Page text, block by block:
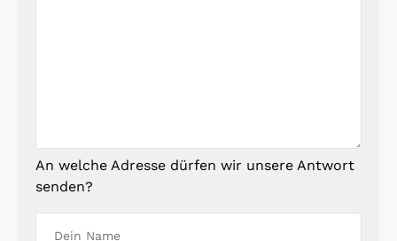
An welche Adresse dürfen wir unsere Antwort
senden?